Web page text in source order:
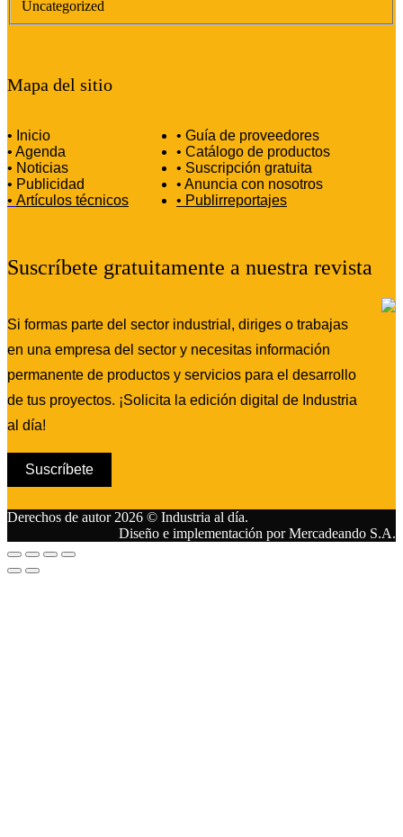
Uncategorized
Mapa del sitio
• Inicio
• Agenda
• Noticias
• Publicidad
• Artículos técnicos
• Guía de proveedores
• Catálogo de productos
• Suscripción gratuita
• Anuncia con nosotros
• Publirreportajes
Suscríbete gratuitamente a nuestra revista
Si formas parte del sector industrial, diriges o trabajas
en una empresa del sector y necesitas información
permanente de productos y servicios para el desarrollo
de tus proyectos. ¡Solicita la edición digital de Industria
al día!
Suscríbete
Derechos de autor 2026 © Industria al día.
Diseño e implementación por Mercadeando S.A.